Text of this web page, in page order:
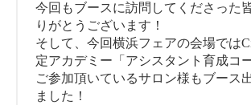
今回もブースに訪問してくださった
りがとうございます！
そして、今回横浜フェアの会場では
定アカデミー「アシスタント育成コ
ご参加頂いているサロン様もブース
ました！